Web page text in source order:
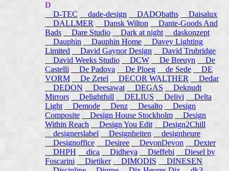
D
D-TEC
dade-design DADObaths
Daisalux
DALLMER
Dansk Wilton
Dante-Goods And
Bads
Dare Studio Dark at night
daskonzept
Dauphin
Dauphin Home
Davey Lighting
Limited
David Gaynor Design
David Trubridge
David Weeks Studio
DCW De Breuyn
De
Castelli
De Padova De Ploeg de Sede
DE
VORM
De Zetel DECOR WALTHER
Dedar
DEDON
Deesawat DEGAS
Deknudt
Mirrors
Delightfull DELIUS Delivi
Delta
Light
Demode Denz Desalto
Design
Composite
Design House Stockholm
Design
Within Reach
Design You Edit
Design2Chill
designerslabel
Designheiten
designheure
Designoffice
Desiree DevonDevon
Dexter
DHPH
dica Didheya Dieffebi
Diesel by
Foscarini
Dietiker DIMODIS
DINESEN